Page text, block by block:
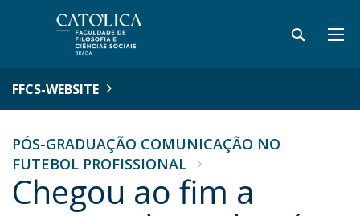
FFCS-WEBSITE
PÓS-GRADUAÇÃO COMUNICAÇÃO NO
FUTEBOL PROFISSIONAL
Chegou ao fim a